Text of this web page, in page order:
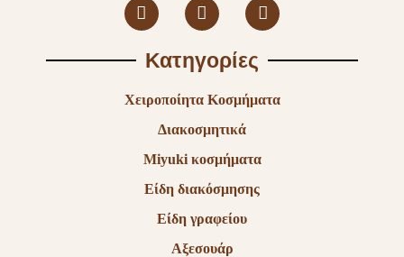
Κατηγορίες
Χειροποίητα Κοσμήματα
Διακοσμητικά
Miyuki κοσμήματα
Είδη διακόσμησης
Είδη γραφείου
Αξεσουάρ